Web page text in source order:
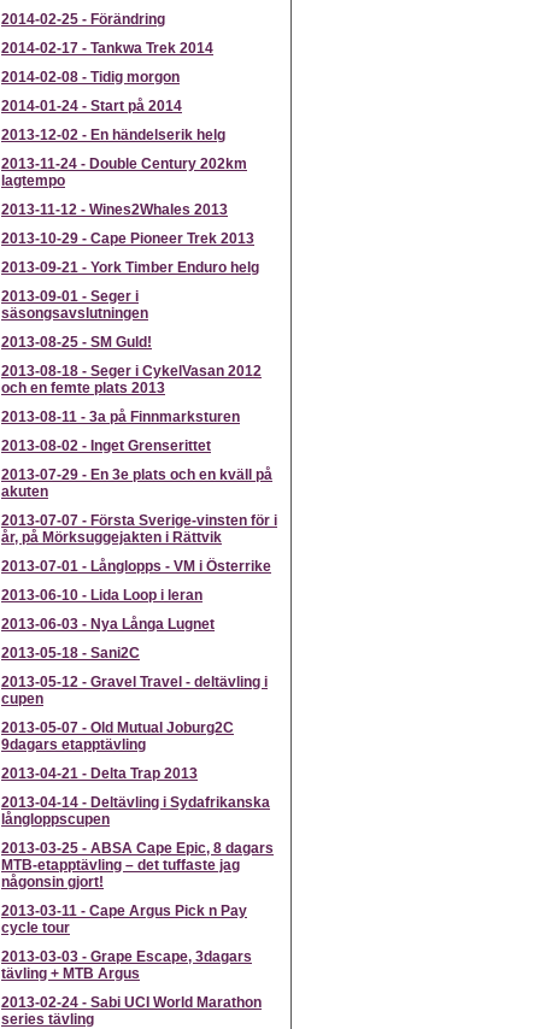
2014-02-25 - Förändring
2014-02-17 - Tankwa Trek 2014
2014-02-08 - Tidig morgon
2014-01-24 - Start på 2014
2013-12-02 - En händelserik helg
2013-11-24 - Double Century 202km
lagtempo
2013-11-12 - Wines2Whales 2013
2013-10-29 - Cape Pioneer Trek 2013
2013-09-21 - York Timber Enduro helg
2013-09-01 - Seger i
säsongsavslutningen
2013-08-25 - SM Guld!
2013-08-18 - Seger i CykelVasan 2012
och en femte plats 2013
2013-08-11 - 3a på Finnmarksturen
2013-08-02 - Inget Grenserittet
2013-07-29 - En 3e plats och en kväll på
akuten
2013-07-07 - Första Sverige-vinsten för i
år, på Mörksuggejakten i Rättvik
2013-07-01 - Långlopps - VM i Österrike
2013-06-10 - Lida Loop i leran
2013-06-03 - Nya Långa Lugnet
2013-05-18 - Sani2C
2013-05-12 - Gravel Travel - deltävling i
cupen
2013-05-07 - Old Mutual Joburg2C
9dagars etapptävling
2013-04-21 - Delta Trap 2013
2013-04-14 - Deltävling i Sydafrikanska
långloppscupen
2013-03-25 - ABSA Cape Epic, 8 dagars
MTB-etapptävling – det tuffaste jag
någonsin gjort!
2013-03-11 - Cape Argus Pick n Pay
cycle tour
2013-03-03 - Grape Escape, 3dagars
tävling + MTB Argus
2013-02-24 - Sabi UCI World Marathon
series tävling